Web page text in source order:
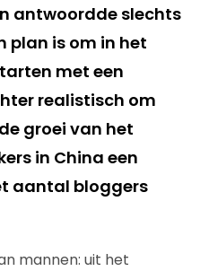
antwoordde slechts
plan is om in het
met een
realistisch om
groei van het
in China een
aantal bloggers
mannen: uit het